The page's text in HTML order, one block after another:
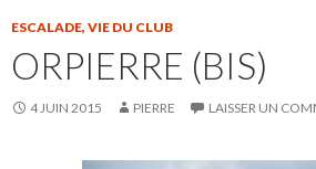
ESCALADE, VIE DU CLUB
ORPIERRE (BIS)
4 JUIN 2015 PIERRE LAISSER UN